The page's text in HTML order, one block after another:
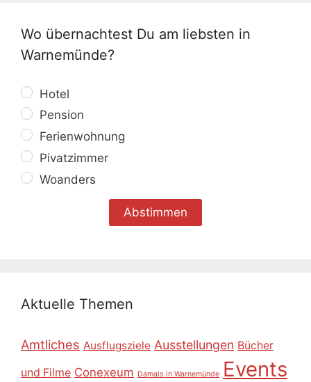
Wo übernachtest Du am liebsten in
Warnemünde?
Hotel
Pension
Ferienwohnung
Pivatzimmer
Woanders
Aktuelle Themen
Amtliches Ausflugsziele Ausstellungen Bücher
und Filme Conexeum Damals in Warnemünde Events